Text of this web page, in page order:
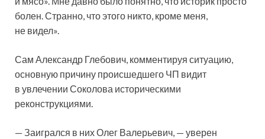
болен. Странно, что этого никто, кроме меня,
не видел».
Сам Александр Глебович, комментируя ситуацию,
основную причину происшедшего ЧП видит
в увлечении Соколова историческими
реконструкциями.
— Заигрался в них Олег Валерьевич, — уверен